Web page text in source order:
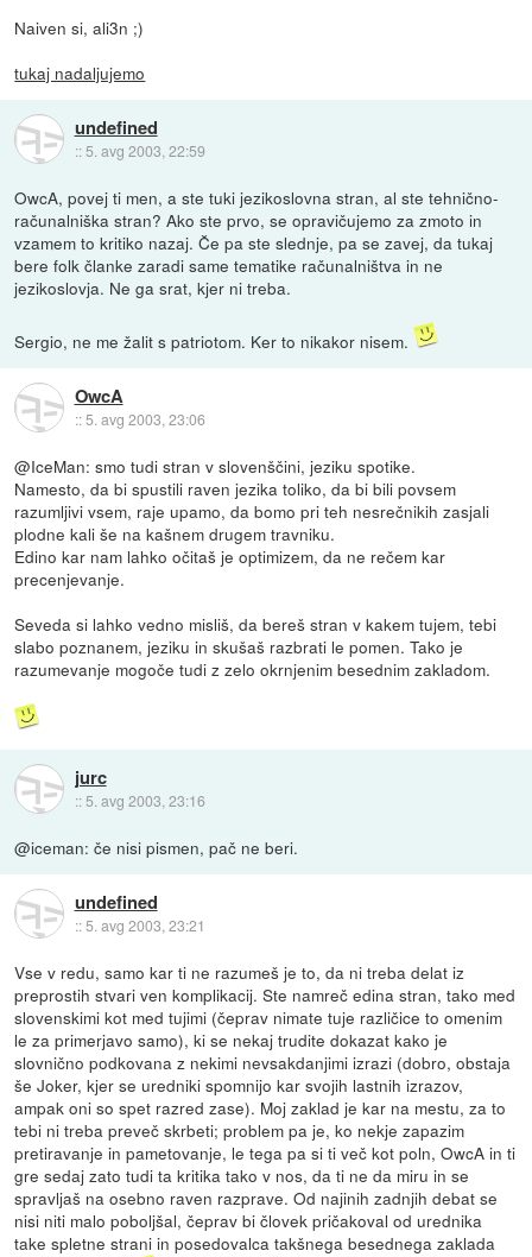
Naiven si, ali3n ;)
tukaj nadaljujemo
undefined
:: 5. avg 2003, 22:59
OwcA, povej ti men, a ste tuki jezikoslovna stran, al ste tehnično-
računalniška stran? Ako ste prvo, se opravičujemo za zmoto in
vzamem to kritiko nazaj. Če pa ste slednje, pa se zavej, da tukaj
bere folk članke zaradi same tematike računalništva in ne
jezikoslovja. Ne ga srat, kjer ni treba.
Sergio, ne me žalit s patriotom. Ker to nikakor nisem.
OwcA
::5. avg 2003, 23:06
@IceMan: smo tudi stran v slovenščini, jeziku spotike.
Namesto, da bi spustili raven jezika toliko, da bi bili povsem
razumljivi vsem, raje upamo, da bomo pri teh nesrečnikih zasjali
plodne kali še na kašnem drugem travniku.
Edino kar nam lahko očitaš je optimizem, da ne rečem kar
precenjevanje.
Seveda si lahko vedno misliš, da bereš stran v kakem tujem, tebi
slabo poznanem, jeziku in skušaš razbrati le pomen. Tako je
razumevanje mogoče tudi z zelo okrnjenim besednim zakladom.
jurc
:: 5. avg 2003, 23:16
@iceman: če nisi pismen, pač ne beri.
undefined
::5. avg 2003, 23:21
Vse v redu, samo kar ti ne razumeš je to, da ni treba delat iz
preprostih stvari ven komplikacij. Ste namreč edina stran, tako med
slovenskimi kot med tujimi (čeprav nimate tuje različice to omenim
le za primerjavo samo), ki se nekaj trudite dokazat kako je
slovnično podkovana z nekimi nevsakdanjimi izrazi (dobro, obstaja
še Joker, kjer se uredniki spomnijo kar svojih lastnih izrazov,
ampak oni so spet razred zase). Moj zaklad je kar na mestu, za to
tebi ni treba preveč skrbeti; problem pa je, ko nekje zapazim
pretiravanje in pametovanje, le tega pa si ti več kot poln, OwcA in ti
gre sedaj zato tudi ta kritika tako v nos, da ti ne da miru in se
spravljaš na osebno raven razprave. Od najinih zadnjih debat se
nisi niti malo poboljšal, čeprav bi človek pričakoval od urednika
take spletne strani in posedovalca takšnega besednega zaklada